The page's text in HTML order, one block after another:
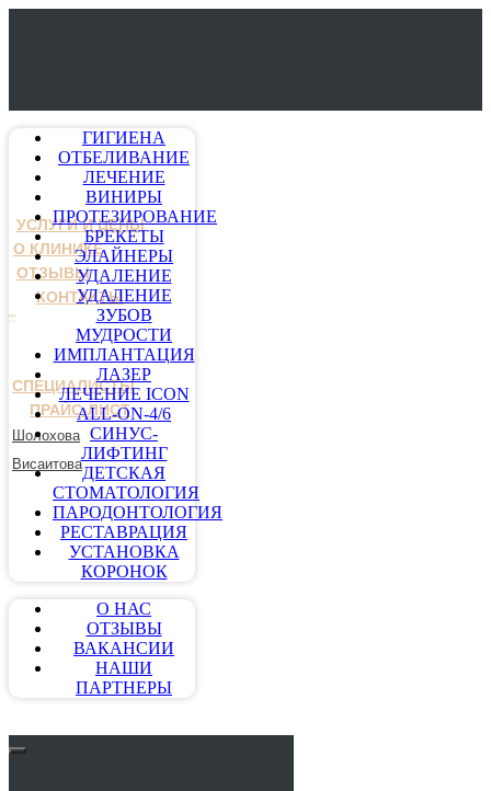
УСЛУГИ И ЦЕНЫ
О КЛИНИКЕ
ОТЗЫВЫ
КОНТАКТЫ
СПЕЦИАЛИСТЫ
ПРАЙС-ЛИСТ
Шолохова
Висаитова
ГИГИЕНА
ОТБЕЛИВАНИЕ
ЛЕЧЕНИЕ
ВИНИРЫ
ПРОТЕЗИРОВАНИЕ
БРЕКЕТЫ
ЭЛАЙНЕРЫ
УДАЛЕНИЕ
УДАЛЕНИЕ
ЗУБОВ
МУДРОСТИ
ИМПЛАНТАЦИЯ
ЛАЗЕР
ЛЕЧЕНИЕ ICON
ALL-ON-4/6
СИНУС-
ЛИФТИНГ
ДЕТСКАЯ
СТОМАТОЛОГИЯ
ПАРОДОНТОЛОГИЯ
РЕСТАВРАЦИЯ
УСТАНОВКА
КОРОНОК
О НАС
ОТЗЫВЫ
ВАКАНСИИ
НАШИ
ПАРТНЕРЫ